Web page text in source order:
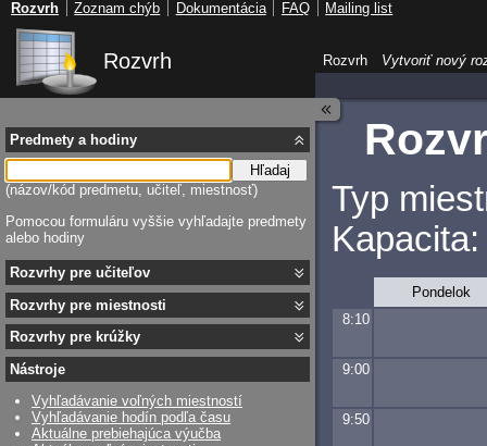
Rozvrh
Typ
Pondelok
8:10
9:00
9:50
Predmety a hodiny
Hľadaj
(názov/kód predmetu, učiteľ, miestnosť)
Pomocou formuláru vyššie vyhľadajte predmety
alebo hodiny
Rozvrhy pre učiteľov
Rozvrhy pre miestnosti
Rozvrhy pre krúžky
Nástroje
Vyhľadávanie voľných miestností
Vyhľadávanie hodín podľa času
Aktuálne prebiehajúca výučba
Rozvrh Vytvoriť nový
Rozvrh Zoznam chýb Dokumentácia FAQ Mailing list